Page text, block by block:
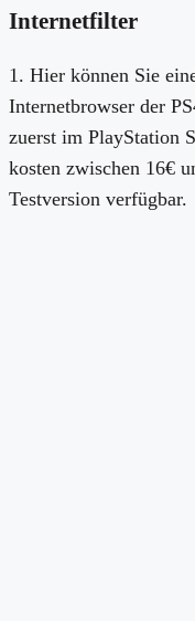
Internetfilter
1. Hier können Sie
Internetbrowser der
zuerst im PlayStation
kosten zwischen 16€
Testversion verfügbar.